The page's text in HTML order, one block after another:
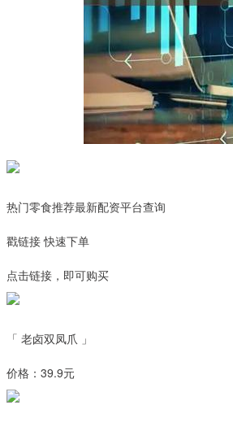
热门零食推荐最新配资平台查询
戳链接 快速下单
点击链接，即可购买
「 老卤双凤爪 」
价格：39.9元